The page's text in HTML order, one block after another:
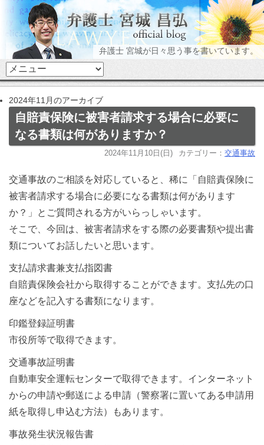
弁護士 宮城が日々思う事を書いています。
2024年11月のアーカイブ
自賠責保険に被害者請求する場合に必要に
なる書類は何がありますか？
2024年11月10日(日) カテゴリー： 交通事故
交通事故のご相談を対応していると、稀に「自賠責保険に
被害者請求する場合に必要になる書類は何があります
か？」とご質問される方がいらっしゃいます。
そこで、今回は、被害者請求をする際の必要書類や提出書
類についてお話したいと思います。
支払請求書兼支払指図書
自賠責保険会社から取得することができます。支払先の口
座などを記入する書類になります。
印鑑登録証明書
市役所等で取得できます。
交通事故証明書
自動車安全運転センターで取得できます。インターネット
からの申請や郵送による申請（警察署に置いてある申請用
紙を取得し申込む方法）もあります。
事故発生状況報告書